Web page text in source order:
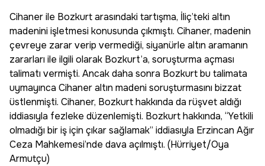
Cihaner ile Bozkurt arasındaki tartışma, İliç’teki altın
madenini işletmesi konusunda çıkmıştı. Cihaner, madenin
çevreye zarar verip vermediği, siyanürle altın aramanın
zararları ile ilgili olarak Bozkurt’a, soruşturma açması
talimatı vermişti. Ancak daha sonra Bozkurt bu talimata
uymayınca Cihaner altın madeni soruşturmasını bizzat
üstlenmişti. Cihaner, Bozkurt hakkında da rüşvet aldığı
iddiasıyla fezleke düzenlemişti. Bozkurt hakkında, “Yetkili
olmadığı bir iş için çıkar sağlamak” iddiasıyla Erzincan Ağır
Ceza Mahkemesi’nde dava açılmıştı. (Hürriyet/Oya
Armutçu)